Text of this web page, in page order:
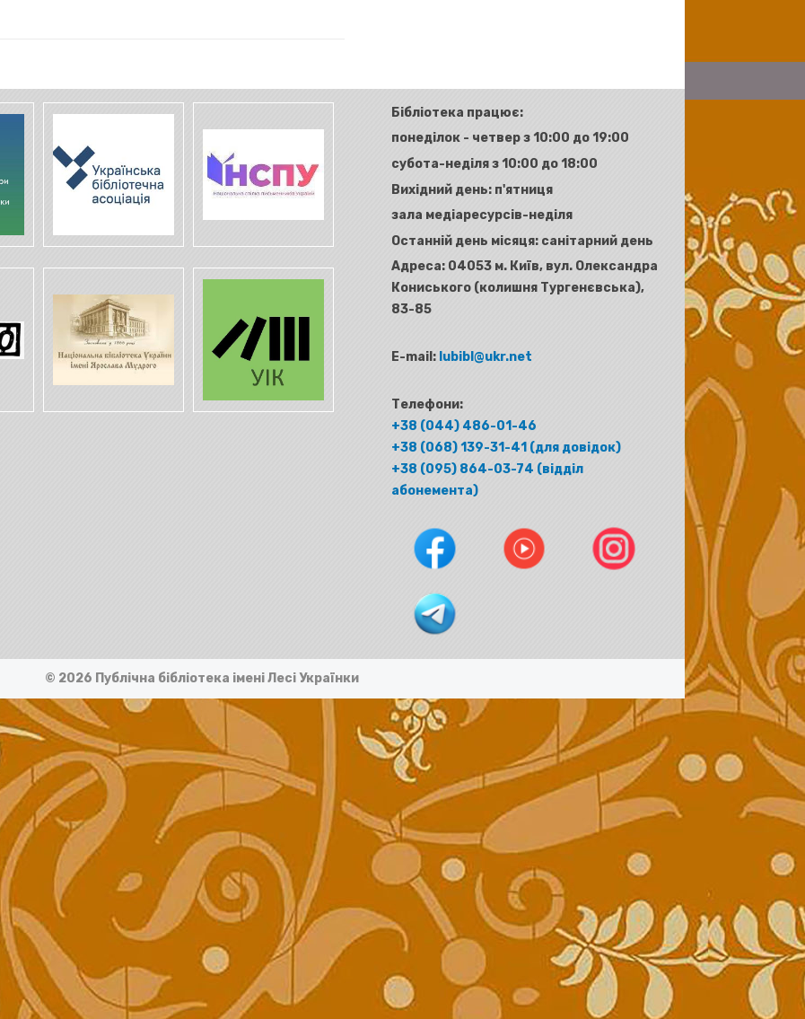
Бібліотека працює:
понеділок - четвер з 10:00 до 19:00
субота-неділя з 10:00 до 18:00
Вихідний день: п'ятниця
зала медіаресурсів-неділя
Останній день місяця: санітарний день
Адреса:04053 м. Київ, вул. Олександра
Кониського (колишня Тургенєвська),
83-85
E-mail: lubibl@ukr.net
Телефони:
+38 (044) 486-01-46
+38 (068) 139-31-41 (для довідок)
+38 (095) 864-03-74 (відділ
абонемента)
© 2026 Публічна бібліотека імені Лесі Українки